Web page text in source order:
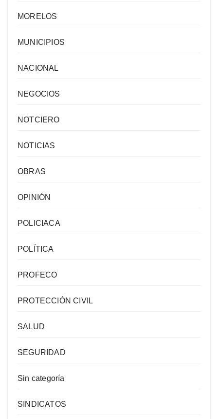
MORELOS
MUNICIPIOS
NACIONAL
NEGOCIOS
NOTCIERO
NOTICIAS
OBRAS
OPINIÓN
POLICIACA
POLÍTICA
PROFECO
PROTECCIÓN CIVIL
SALUD
SEGURIDAD
Sin categoría
SINDICATOS